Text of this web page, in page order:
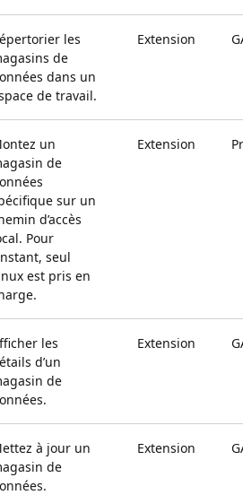
les
de
dans un
de travail.
Extension
un
de
sur un
d’accès
Pour
seul
est pris en
Extension
les
d’un
de
Extension
à jour un
de
Extension